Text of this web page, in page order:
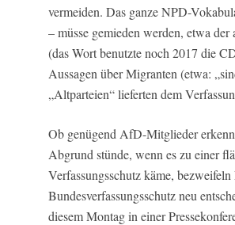
vermeiden. Das ganze NPD-
– müsse gemieden werden, etwa
(das Wort benutzte noch 2017 die
Aussagen über Migranten (etwa:
„Altparteien“ lieferten dem
Ob genügend AfD-Mitglieder
Abgrund stünde, wenn es zu einer
Verfassungsschutz käme,
Bundesverfassungsschutz neu
diesem Montag in einer